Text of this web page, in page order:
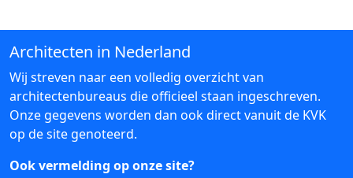
Architecten in Nederland
Wij streven naar een volledig overzicht van
architectenbureaus die officieel staan ingeschreven.
Onze gegevens worden dan ook direct vanuit de KVK
op de site genoteerd.
Ook vermelding op onze site?